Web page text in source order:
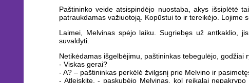
Paštininko veide atsispindėjo nuostaba, akys išsiplėtė
patraukdamas važiuotoją. Kopūstui to ir tereikėjo. Lojime
Laimei, Melvinas spėjo laiku. Sugriebęs už antkaklio,
suvaldyti.
Netikėdamas išgelbėjimu, paštininkas tebegulėjo,
- Viskas gerai?
- A? – paštininkas perkėlė žvilgsnį prie Melvino ir
- Atleiskite, - paskubėjo Melvinas, kol reikalai